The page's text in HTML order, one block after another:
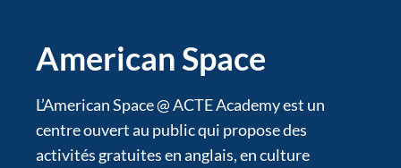
American Space
L’American Space @ ACTE Academy est un
centre ouvert au public qui propose des
activités gratuites en anglais, en culture